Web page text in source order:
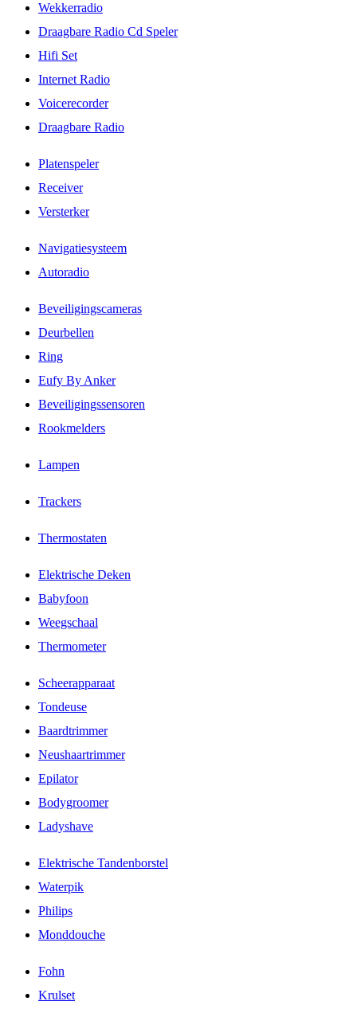
Wekkerradio
Draagbare Radio Cd Speler
Hifi Set
Internet Radio
Voicerecorder
Draagbare Radio
Platenspeler
Receiver
Versterker
Navigatiesysteem
Autoradio
Beveiligingscameras
Deurbellen
Ring
Eufy By Anker
Beveiligingssensoren
Rookmelders
Lampen
Trackers
Thermostaten
Elektrische Deken
Babyfoon
Weegschaal
Thermometer
Scheerapparaat
Tondeuse
Baardtrimmer
Neushaartrimmer
Epilator
Bodygroomer
Ladyshave
Elektrische Tandenborstel
Waterpik
Philips
Monddouche
Fohn
Krulset